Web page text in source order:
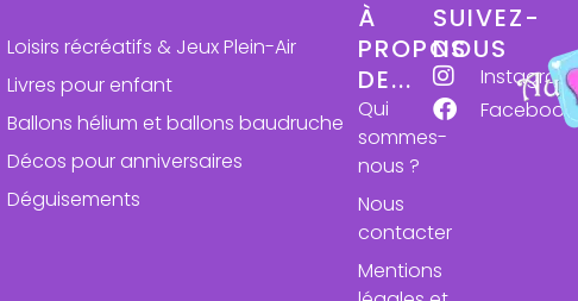
Loisirs récréatifs & Jeux Plein-Air
Livres pour enfant
Ballons hélium et ballons baudruche
Décos pour anniversaires
Déguisements
À
PROPOS
DE...
Qui
sommes-
nous ?
Nous
contacter
Mentions
SUIVEZ-
NOUS
Instagram
Facebook